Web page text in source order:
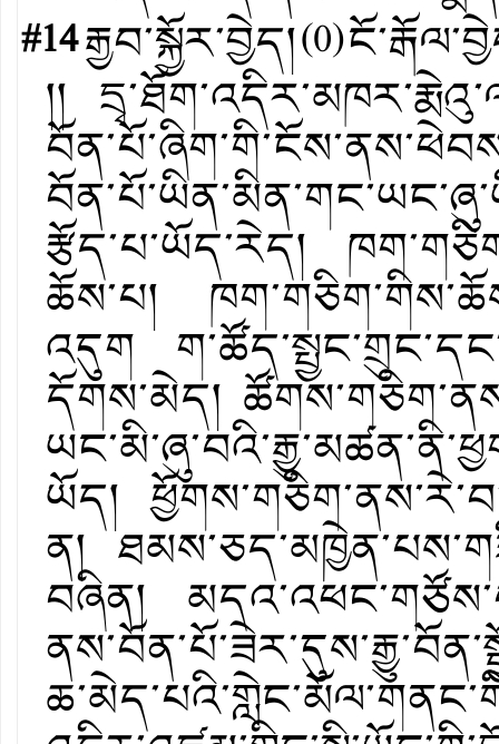
#14རྒྱབ་སྐྱོར་བྱེད།(0)
།།
རྩོད་པ་ཡོད་རེད།
ཆོས་པ།
འདུག
དོགས་མེད།
ཡོད།
ན།
བཞིན།